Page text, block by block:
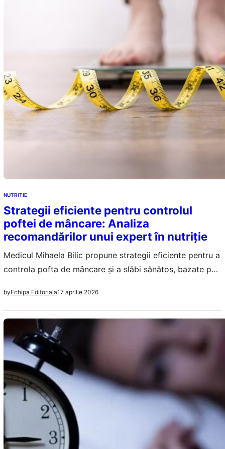
NUTRITIE
Strategii eficiente pentru controlul
poftei de mâncare: Analiza
recomandărilor unui expert în nutriție
Medicul Mihaela Bilic propune strategii eficiente pentru a
controla pofta de mâncare și a slăbi sănătos, bazate pe
byEchipa Editoriala17 aprilie 2026